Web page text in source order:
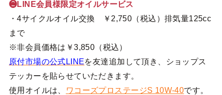
❷LINE会員様限定オイルサービス
・4サイクルオイル交換 ￥2,750（税込）排気量125cc
まで
※非会員価格は￥3,850（税込）
原付市場の公式LINEを友達追加して頂き、ショップス
テッカーを貼らせていただきます。
使用オイルは、
ワコーズプロステージS 10W-40です。